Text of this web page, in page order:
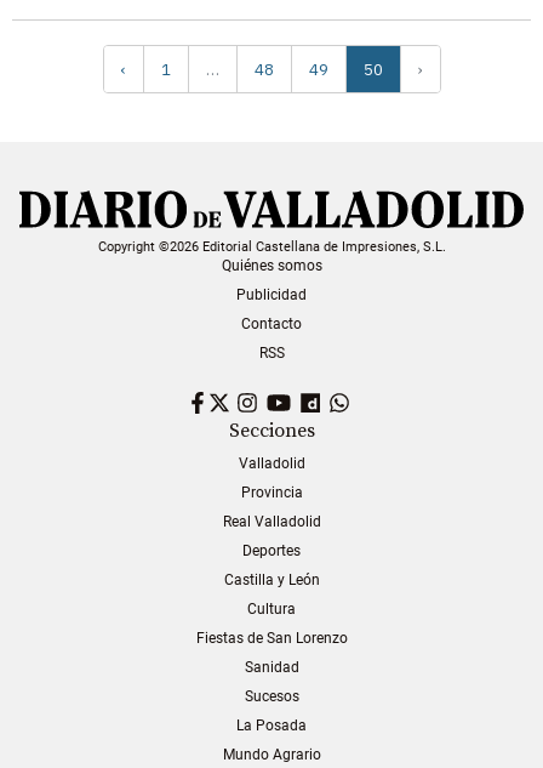
‹ 1 … 48 49 50 ›
Copyright ©2026 Editorial Castellana de Impresiones, S.L.
Quiénes somos
Publicidad
Contacto
RSS
Facebook
TwitterInstagram
YouTubeDailymotion
Secciones
Valladolid
Provincia
Real Valladolid
Deportes
Castilla y León
Cultura
Fiestas de San Lorenzo
Sanidad
Sucesos
La Posada
Mundo Agrario